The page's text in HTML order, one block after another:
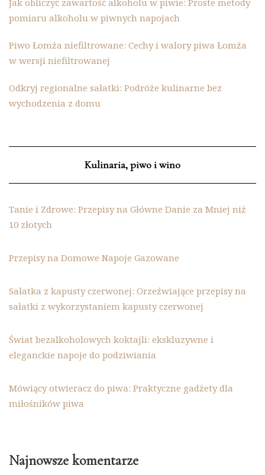
pomiaru alkoholu w piwnych napojach
Piwo Łomża niefiltrowane: Cechy i walory piwa Łomża
w wersji niefiltrowanej
Odkryj regionalne sałatki: Podróże kulinarne bez
wychodzenia z domu
Kulinaria, piwo i wino
Tanie i Zdrowe: Przepisy na Główne Danie za Mniej niż
10 złotych
Przepisy na Domowe Napoje Gazowane
Sałatka z kapusty czerwonej: Orzeźwiające przepisy na
sałatki z wykorzystaniem kapusty czerwonej
Świat bezalkoholowych koktajli: ekskluzywne i
eleganckie napoje do podziwiania
Mówiący otwieracz do piwa: Praktyczne gadżety dla
miłośników piwa
Najnowsze komentarze